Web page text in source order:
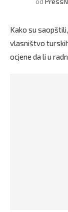
Kako su
vlasništvo
ocjene da li u